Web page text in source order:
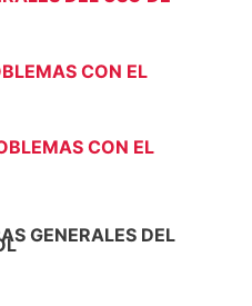
CON EL
CON EL
GENERALES DEL